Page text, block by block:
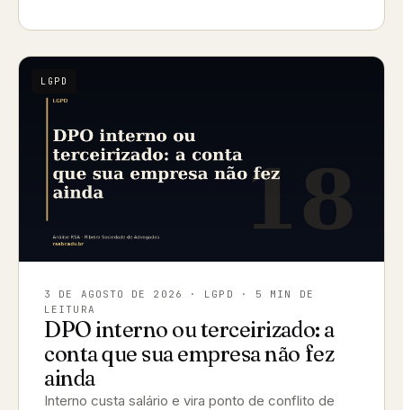
LGPD
3 DE AGOSTO DE 2026
· LGPD · 5 MIN DE
LEITURA
DPO interno ou terceirizado: a
conta que sua empresa não fez
ainda
Interno custa salário e vira ponto de conflito de